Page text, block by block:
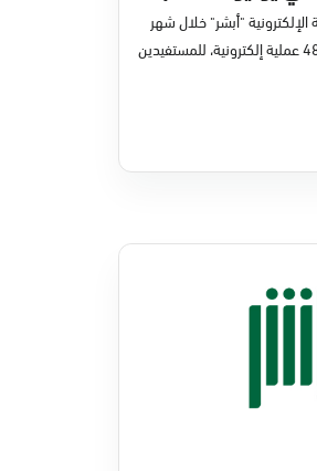
"أبشر" خلال شهر
يونيو الماضي 48,854,788 عملية إلكترونية، للمستفيدين